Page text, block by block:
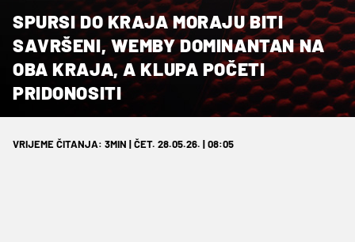
SPURSI DO KRAJA MORAJU BITI
SAVRŠENI, WEMBY DOMINANTAN NA
OBA KRAJA, A KLUPA POČETI
PRIDONOSITI
VRIJEME ČITANJA: 3MIN | ČET. 28.05.26. | 08:05